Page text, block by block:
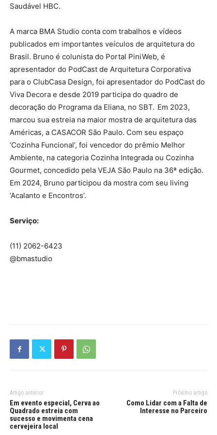
Saudável HBC.
A marca BMA Studio conta com trabalhos e vídeos
publicados em importantes veículos de arquitetura do
Brasil. Bruno é colunista do Portal PiniWeb, é
apresentador do PodCast de Arquitetura Corporativa
para o ClubCasa Design, foi apresentador do PodCast do
Viva Decora e desde 2019 participa do quadro de
decoração do Programa da Eliana, no SBT. Em 2023,
marcou sua estreia na maior mostra de arquitetura das
Américas, a CASACOR São Paulo. Com seu espaço
‘Cozinha Funcional’, foi vencedor do prêmio Melhor
Ambiente, na categoria Cozinha Integrada ou Cozinha
Gourmet, concedido pela VEJA São Paulo na 36ª edição.
Em 2024, Bruno participou da mostra com seu living
‘Acalanto e Encontros’.
Serviço:
(11) 2062-6423
@bmastudio
Artigo anterior
Em evento especial, Cerva ao
Quadrado estreia com
sucesso e movimenta cena
cervejeira local
Próximo artigo
Como Lidar com a Falta de
Interesse no Parceiro